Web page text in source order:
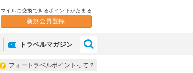
マイルに交換できるポイントがたまる
新規会員登録
トラベルマガジン
フォートラベルポイントって？